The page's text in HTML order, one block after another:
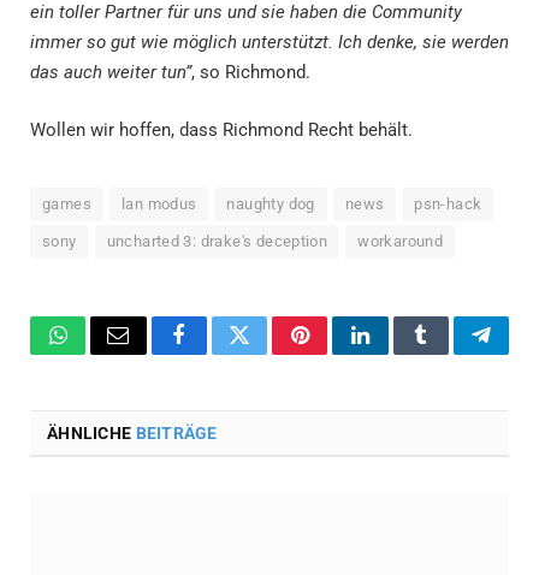
ein toller Partner für uns und sie haben die Community
immer so gut wie möglich unterstützt. Ich denke, sie werden
das auch weiter tun”, so Richmond.
Wollen wir hoffen, dass Richmond Recht behält.
games lan modus naughty dog news psn-hack
sony uncharted 3: drake's deception workaround
WhatsApp
Email FacebookTwitterPinterestLinkedInTumblr
ÄHNLICHE BEITRÄGE